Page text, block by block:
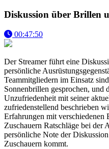
Diskussion über Brillen
00:47:50
Der Streamer führt eine
persönliche
Teammitgliedern im Einsatz
Sonnenbrillen gesprochen, und
Unzufriedenheit mit seiner
zufriedenstellend beschrieben
Erfahrungen mit
Zuschauern Ratschläge bei
persönliche Note der
Zuschauern kommt.